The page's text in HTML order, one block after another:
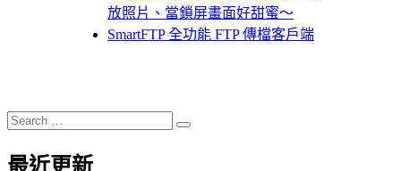
放照片、當鎖屏畫面好甜蜜～
SmartFTP 全功能 FTP 傳檔客戶端
Search
for:
Search
最近更新